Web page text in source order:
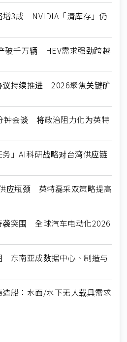
增3成 NVIDIA「清库存」仍
破千万辆 HEV需求强劲跨越
议持续推进 2026聚焦关键矿
钟会谈 将政治阻力化为英特
」AI科研战略对台湾供应链
应瓶颈 英特磊采双策略提高
袭突围 全球汽车电动化2026
东南亚成数据中心、制造与
船：水面/水下无人载具需求